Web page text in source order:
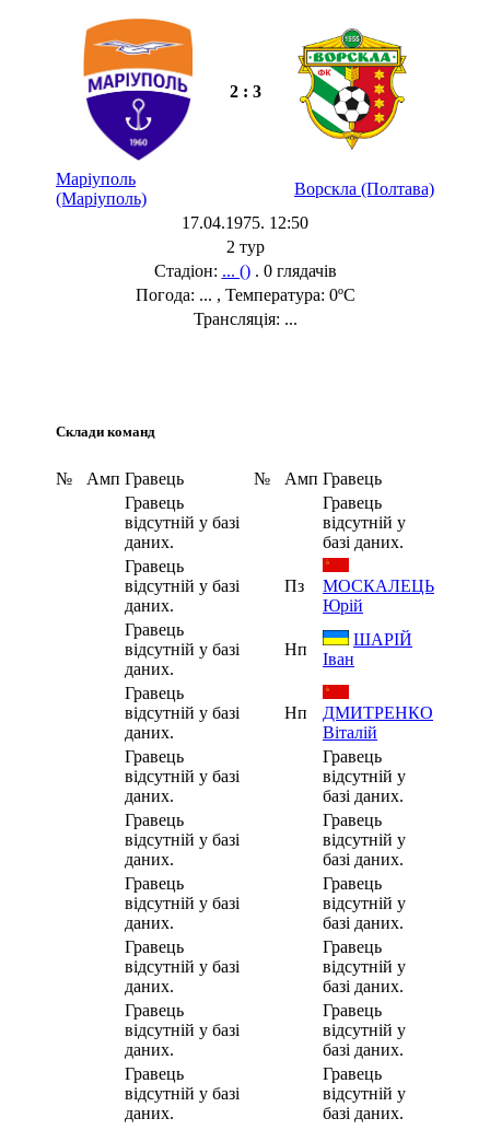
2 : 3
Маріуполь
(Маріуполь)
Ворскла (Полтава)
17.04.1975. 12:50
2 тур
Стадіон: ... (). 0 глядачів
Погода: ... , Температура: 0ºC
Трансляція: ...
Склади команд
№ Амп Гравець № Амп Гравець
Гравець
відсутній у базі
даних.
Гравець
відсутній у
базі даних.
Гравець
відсутній у базі
даних.
Пз
МОСКАЛЕЦЬ
Юрій
Гравець
відсутній у базі
даних.
Нп
ШАРІЙ
Іван
Гравець
відсутній у базі
даних.
Нп
ДМИТРЕНКО
Віталій
Гравець
відсутній у базі
даних.
Гравець
відсутній у
базі даних.
Гравець
відсутній у базі
даних.
Гравець
відсутній у
базі даних.
Гравець
відсутній у базі
даних.
Гравець
відсутній у
базі даних.
Гравець
відсутній у базі
даних.
Гравець
відсутній у
базі даних.
Гравець
відсутній у базі
даних.
Гравець
відсутній у
базі даних.
Гравець
відсутній у базі
даних.
Гравець
відсутній у
базі даних.